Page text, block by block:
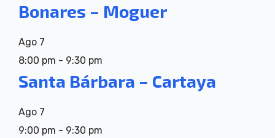
Bonares – Moguer
Ago 7
8:00 pm - 9:30 pm
Santa Bárbara – Cartaya
Ago 7
9:00 pm - 9:30 pm